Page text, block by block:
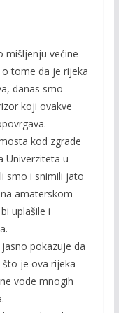
mišljenju većine
o tome da je rijeka
danas smo
koji ovakve
kod zgrade
Univerziteta u
smo i snimili jato
amaterskom
uplašile i
pokazuje da
je ova rijeka –
vode mnogih